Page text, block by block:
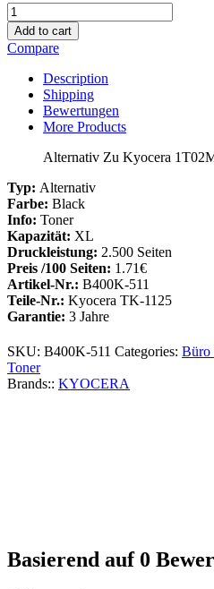
Alternativ
Zu
Kyocera
1T02M70NL0
TK-
1125
Toner
Add to cart
Compare
Description
Shipping
Bewertungen
More Products
Alternativ Zu Kyocera
Typ: Alternativ
Farbe: Black
Info: Toner
Kapazität: XL
Druckleistung: 2.500 Seiten
Preis /100 Seiten: 1.71€
Artikel-Nr.: B400K-511
Teile-Nr.: Kyocera TK-1125
Garantie: 3 Jahre
SKU: B400K-511 Categories: Büro
Toner
Brands:: KYOCERA
Basierend auf 0